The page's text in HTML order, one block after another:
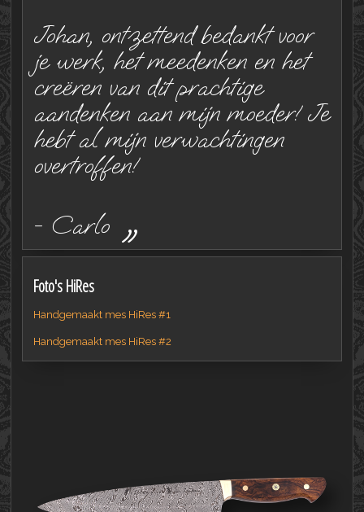
Johan, ontzettend bedankt voor
je werk, het meedenken en het
creëren van dit prachtige
aandenken aan mijn moeder! Je
hebt al mijn verwachtingen
overtroffen!
- Carlo„
Foto's HiRes
Handgemaakt mes HiRes #1
Handgemaakt mes HiRes #2